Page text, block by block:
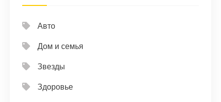
Авто
Дом и семья
Звезды
Здоровье